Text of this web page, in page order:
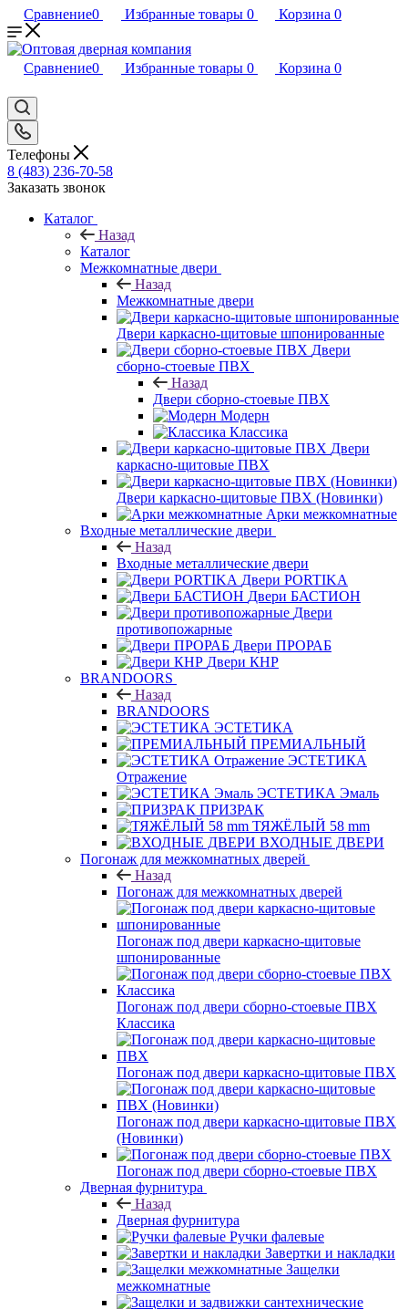
Сравнение0 Избранные товары 0 Корзина 0
Сравнение0 Избранные товары 0 Корзина 0
Телефоны
8 (483) 236-70-58
Заказать звонок
Каталог
Назад
Каталог
Межкомнатные двери
Назад
Межкомнатные двери
Двери каркасно-щитовые шпонированные
Двери
сборно-стоевые ПВХ
Назад
Двери сборно-стоевые ПВХ
Модерн
Классика
Двери
каркасно-щитовые ПВХ
Двери каркасно-щитовые ПВХ (Новинки)
Арки межкомнатные
Входные металлические двери
Назад
Входные металлические двери
Двери PORTIKA
Двери БАСТИОН
Двери
противопожарные
Двери ПРОРАБ
Двери КНР
BRANDOORS
Назад
BRANDOORS
ЭСТЕТИКА
ПРЕМИАЛЬНЫЙ
ЭСТЕТИКА
Отражение
ЭСТЕТИКА Эмаль
ПРИЗРАК
ТЯЖЁЛЫЙ 58 mm
ВХОДНЫЕ ДВЕРИ
Погонаж для межкомнатных дверей
Назад
Погонаж для межкомнатных дверей
Погонаж под двери каркасно-щитовые
шпонированные
Погонаж под двери сборно-стоевые ПВХ
Классика
Погонаж под двери каркасно-щитовые ПВХ
Погонаж под двери каркасно-щитовые ПВХ
(Новинки)
Погонаж под двери сборно-стоевые ПВХ
Дверная фурнитура
Назад
Дверная фурнитура
Ручки фалевые
Завертки и накладки
Защелки
межкомнатные